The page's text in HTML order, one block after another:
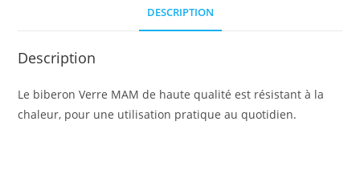
DESCRIPTION
Description
Le biberon Verre MAM de haute qualité est résistant à la
chaleur, pour une utilisation pratique au quotidien.